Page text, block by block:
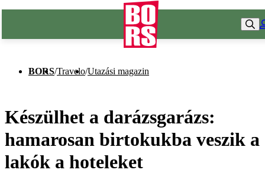
BORS/Travelo/Utazási magazin
Készülhet a darázsgarázs:
hamarosan birtokukba veszik a
lakók a hoteleket